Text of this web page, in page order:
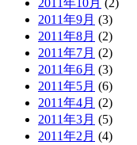
2011年10月 (2)
2011年9月 (3)
2011年8月 (2)
2011年7月 (2)
2011年6月 (3)
2011年5月 (6)
2011年4月 (2)
2011年3月 (5)
2011年2月 (4)